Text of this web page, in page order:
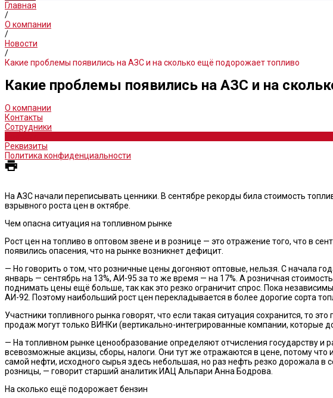
Главная
/
О компании
/
Новости
/
Какие проблемы появились на АЗС и на сколько ещё подорожает топливо
Какие проблемы появились на АЗС и на
О компании
Контакты
Сотрудники
Реквизиты
Политика конфиденциальности
На АЗС начали переписывать ценники. В сентябре рекорды била стоимость
взрывного роста цен в октябре.
Чем опасна ситуация на топливном рынке
Рост цен на топливо в оптовом звене и в рознице — это отражение того, что в
появились опасения, что на рынке возникнет дефицит.
— Но говорить о том, что розничные цены догоняют оптовые, нельзя. С начала
январь — сентябрь на 13%, АИ-95 за то же время — на 17%. А розничная
поднимать цены ещё больше, так как это резко ограничит спрос. Пока
АИ-92. Поэтому наибольший рост цен перекладывается в более дорогие сорта
Участники топливного рынка говорят, что если такая ситуация сохранится, то
продаж могут только ВИНКи (вертикально-интегрированные компании, которые
— На топливном рынке ценообразование определяют отчисления государству и
всевозможные акцизы, сборы, налоги. Они тут же отражаются в цене, потому
самой нефти, исходного сырья здесь небольшая, но раз нефть резко дорожала
розницы, — говорит старший аналитик ИАЦ Альпари Анна Бодрова.
На сколько ещё подорожает бензин